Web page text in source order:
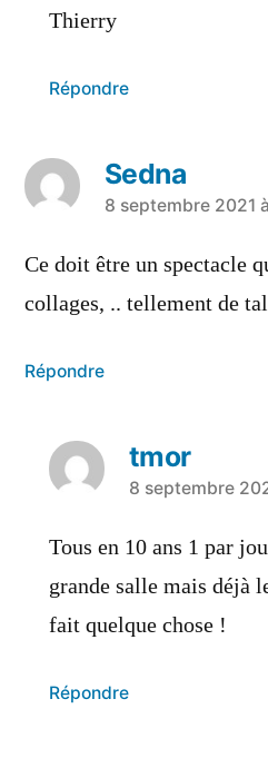
Thierry
Répondre
Sedna
a
dit :
8 septembre 2021
Ce doit être un spectacle
collages, .. tellement de
Répondre
tmor
a
dit :
8 septembre
Tous en 10 ans 1 par
grande salle mais déjà
fait quelque chose !
Répondre